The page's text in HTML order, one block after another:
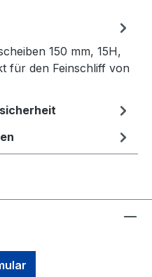
150 mm, 15H,
für den Feinschliff von